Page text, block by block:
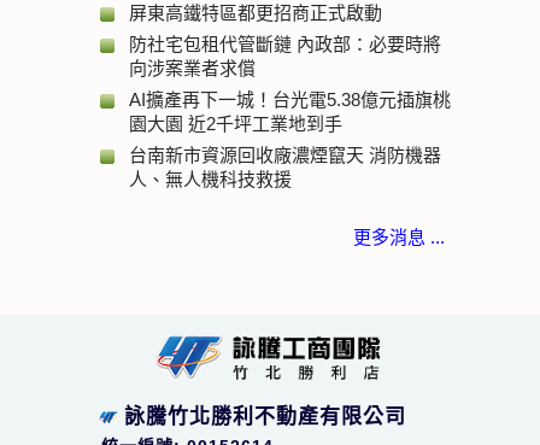
屏東高鐵特區都更招商正式啟動
防社宅包租代管斷鏈 內政部：必要時將
向涉案業者求償
AI擴產再下一城！台光電5.38億元插旗桃
園大園 近2千坪工業地到手
台南新市資源回收廠濃煙竄天 消防機器
人、無人機科技救援
更多消息 ...
詠騰竹北勝利不動產有限公司